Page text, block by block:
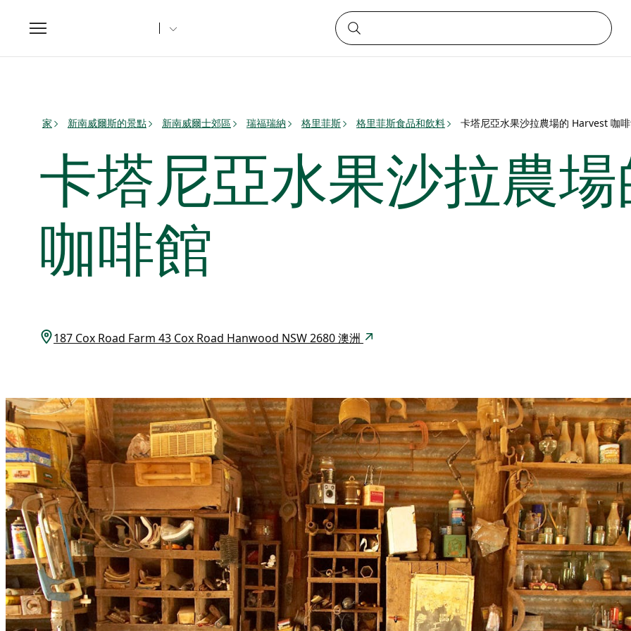
Toggle
navigation
家 新南威爾斯的景點 新南威爾士郊區 瑞福瑞納 格里菲斯 格里菲斯食品和飲料 卡塔尼亞水果沙拉農場的 Harvest 咖
卡塔尼亞水果沙拉農
咖啡館
187 Cox Road Farm 43 Cox Road Hanwood NSW 2680 澳洲